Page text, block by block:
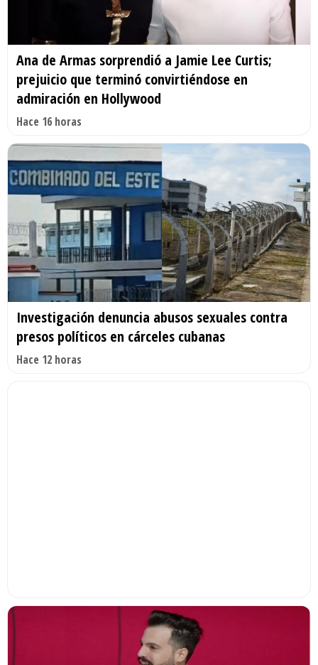
Ana de Armas sorprendió a Jamie Lee Curtis;
prejuicio que terminó convirtiéndose en
admiración en Hollywood
Hace 16 horas
Investigación denuncia abusos sexuales contra
presos políticos en cárceles cubanas
Hace 12 horas